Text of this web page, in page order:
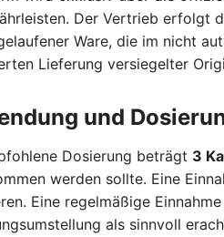
Der Vertrieb erfolgt
Ware, die im nicht
Lieferung versiegelter
und
Dosierung beträgt 3
werden sollte. Eine
Eine regelmäßige
als sinnvoll